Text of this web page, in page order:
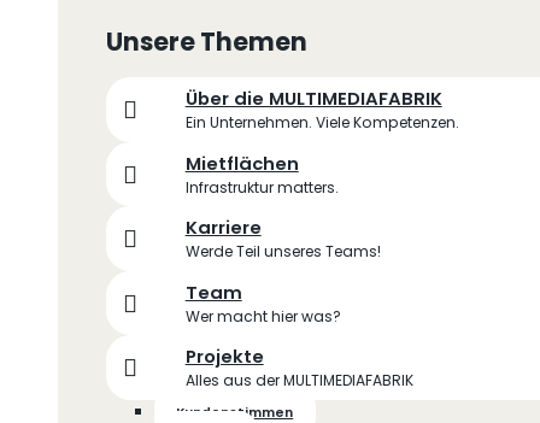
Unsere Themen
Über die MULTIMEDIAFABRIK
Ein Unternehmen. Viele Kompetenzen.
Mietflächen
Infrastruktur matters.
Karriere
Werde Teil unseres Teams!
Team
Wer macht hier was?
Projekte
Alles aus der MULTIMEDIAFABRIK
Kundenstimmen